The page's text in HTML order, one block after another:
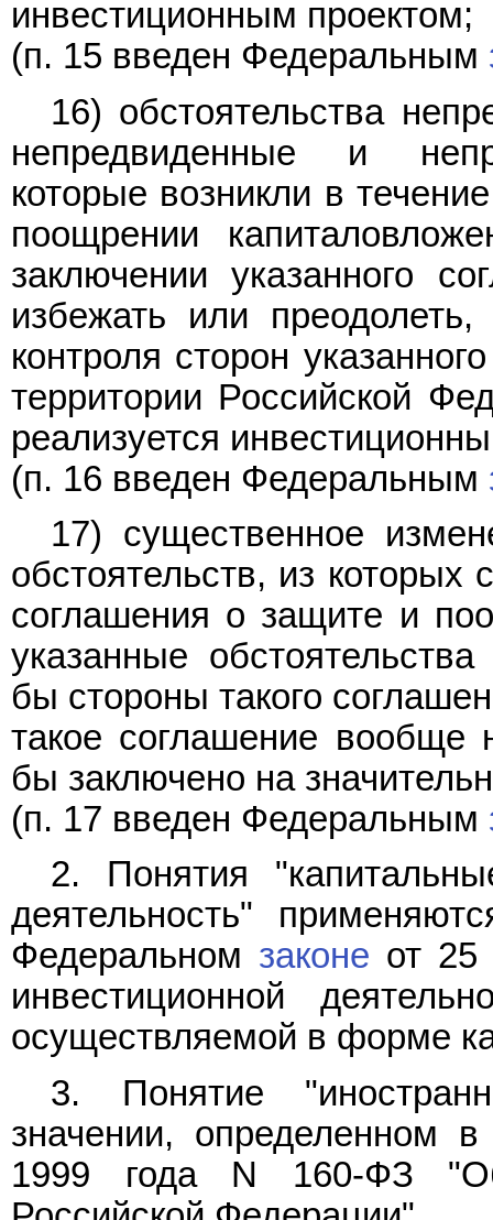
инвестиционным проектом;
(п. 15 введен Федеральным
16) обстоятельства
непредвиденные и
которые возникли в
поощрении
заключении указанного
избежать или
контроля сторон
территории Российской
реализуется
(п. 16 введен Федеральным
17) существенное
обстоятельств, из
соглашения о защите и
указанные
бы стороны такого
такое соглашение
бы заключено на
(п. 17 введен Федеральным
2. Понятия
деятельность"
Федеральном законе от
инвестиционной
осуществляемой в форме
3. Понятие
значении, определенном
1999 года N 160-ФЗ